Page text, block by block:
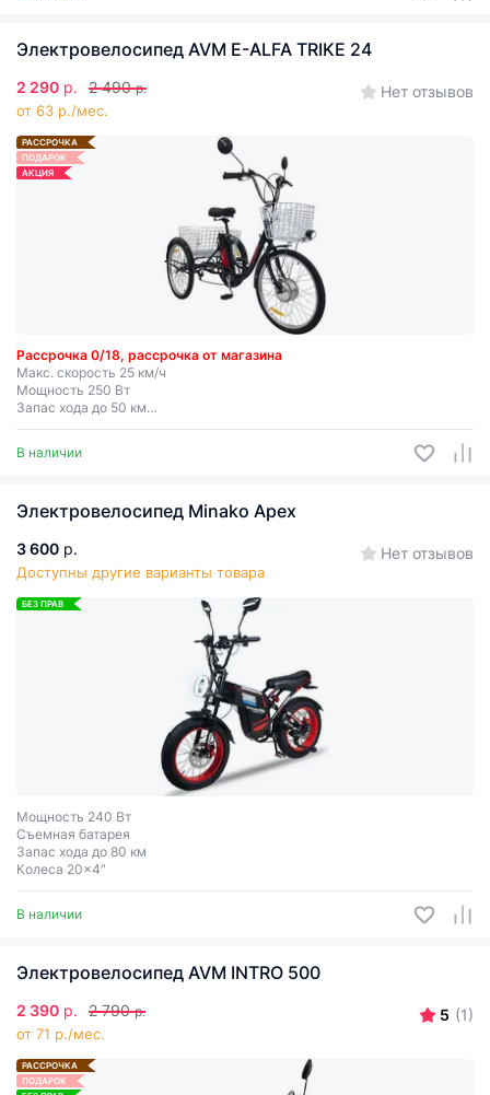
Электровелосипед AVM E-ALFA TRIKE 24
2 290 р. 2 490 р.
от 63 р./мес.
Нет отзывов
РАССРОЧКА
ПОДАРОК
АКЦИЯ
Рассрочка 0/18, рассрочка от магазина
Макс. скорость 25 км/ч
Мощность 250 Вт
Запас хода до 50 км
Съемная батарея
В наличии
Электровелосипед Minako Apex
3 600 р.
Доступны другие варианты товара
Нет отзывов
БЕЗ ПРАВ
Мощность 240 Вт
Съемная батарея
Запас хода до 80 км
Колеса 20x4″
В наличии
Электровелосипед AVM INTRO 500
2 390 р. 2 790 р.
от 71 р./мес.
5 (1)
РАССРОЧКА
ПОДАРОК